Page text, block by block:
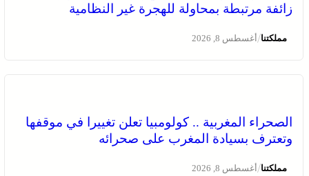
زائفة مرتبطة بمحاولة للهجرة غير النظامية
مملكتنا/أغسطس 8, 2026
الصحراء المغربية .. كولومبيا تعلن تغييرا في موقفها
وتعترف بسيادة المغرب على صحرائه
مملكتنا/أغسطس 8, 2026